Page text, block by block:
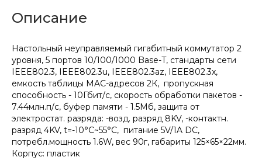
Описание
Настольный неуправляемый гигабитный коммутатор 2
уровня, 5 портов 10/100/1000 Base-T, стандарты сети
IEEE802.3, IEEE802.3u, IEEE802.3az, IEEE802.3x,
емкость таблицы MAC-адресов 2К, пропускная
способность - 10Гбит/с, скорость обработки пакетов -
7.44млн.п/с, буфер памяти - 1.5Мб, защита от
электростат. разряда: -возд. разряд 8KV, -контактн.
разряд 4KV, t=-10°С~55°C, питание 5V/1A DC,
потребл.мощность 1.6W, вес 90г, габариты 125×65×22мм.
Корпус: пластик